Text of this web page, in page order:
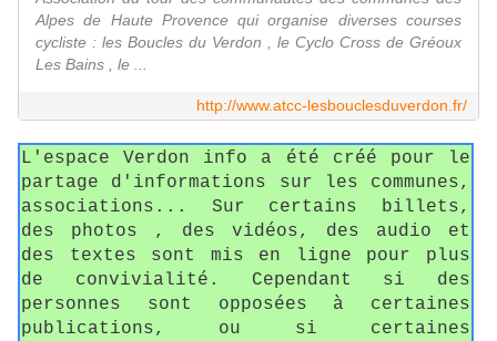
Alpes de Haute Provence qui organise diverses courses
cycliste : les Boucles du Verdon , le Cyclo Cross de Gréoux
Les Bains , le ...
http://www.atcc-lesbouclesduverdon.fr/
L'espace Verdon info a été créé pour le
partage d'informations sur les communes,
associations... Sur certains billets,
des photos , des vidéos, des audio et
des textes sont mis en ligne pour plus
de convivialité. Cependant si des
personnes sont opposées à certaines
publications, ou si certaines